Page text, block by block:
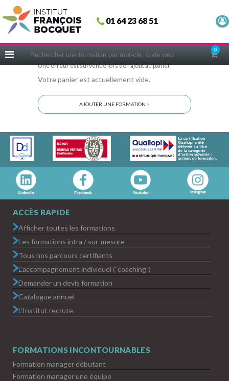
01 64 23 68 51
0
Fermer
ACCUEIL
CERIFICATIONS
INTRAS | SUR-MESURE
COACHING
NOUS CONNAÎTRE
CONSEILS MICRO-COACHING
PODCAST
WEBINAIRES
Une erreur est survenue lors de l'ajout au panier
Votre panier est actuellement vide.
AJOUTER UNE FORMATION >
ACCÈS RAPIDE
Afficher toutes les formations
Les formations intra / sur-mesure
Tous nos parcours certifiants
L’accompagnement individuel (“coaching”)
Demander un devis formation
Catalogue annuel
L’Institut recrute
FORMATIONS INCONTOURNABLES
Formation manager débutant
Formation manager une équipe